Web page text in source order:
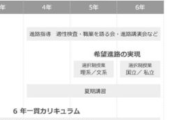
学園小学校